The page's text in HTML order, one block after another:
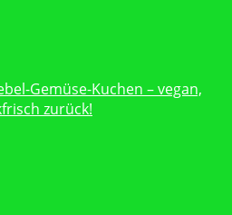
Gemüse-Kuchen – vegan,
zurück!